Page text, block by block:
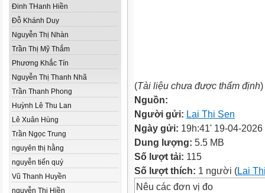
Đinh THanh Hiền
Đỗ Khánh Duy
Nguyễn Thị Nhàn
Trần Thị Mỹ Thắm
Phương Khắc Tín
Nguyễn Thị Thanh Nhã
Trần Thanh Phong
Huỳnh Lê Thu Lan
Lê Xuân Hùng
Trần Ngọc Trung
nguyên thị hằng
nguyễn tiến quý
Vũ Thanh Huyền
nguyễn Thị Hiền
(Tài liệu chưa được thẩm định)
Nguồn:
Người gửi: Lai Thi Sen
Ngày gửi: 19h:41' 19-04-2026
Dung lượng: 5.5 MB
Số lượt tải: 115
Số lượt thích: 1 người (Lai
Nêu các đơn vị đo